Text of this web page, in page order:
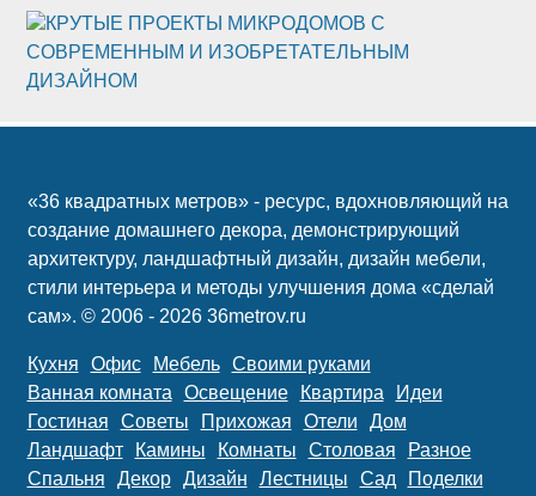
КРУТЫЕ ПРОЕКТЫ МИКРОДОМОВ С
СОВРЕМЕННЫМ И ИЗОБРЕТАТЕЛЬНЫМ
ДИЗАЙНОМ
«36 квадратных метров» - ресурс, вдохновляющий на
создание домашнего декора, демонстрирующий
архитектуру, ландшафтный дизайн, дизайн мебели,
стили интерьера и методы улучшения дома «сделай
сам». © 2006 - 2026 36metrov.ru
Кухня Офис Мебель
Своими руками
Ванная комната
Освещение Квартира
Идеи
Гостиная
Советы Прихожая Отели
Дом
Ландшафт
Камины Комнаты Столовая
Разное
Спальня
Декор Дизайн Лестницы Сад Поделки